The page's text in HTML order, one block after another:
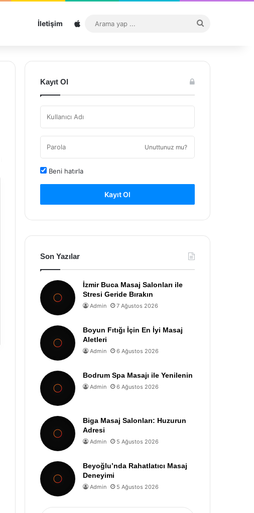
İletişim Sitemap
...
Kayıt Ol
Unuttunuz mu?
Beni hatırla
Kayıt Ol
Son Yazılar
İzmir Buca Masaj Salonları ile
Stresi Geride Bırakın
Admin 7 Ağustos 2026
Boyun Fıtığı İçin En İyi Masaj
Aletleri
Admin 6 Ağustos 2026
Bodrum Spa Masajı ile Yenilenin
Admin 6 Ağustos 2026
Biga Masaj Salonları: Huzurun
Adresi
Admin 5 Ağustos 2026
Beyoğlu’nda Rahatlatıcı Masaj
Deneyimi
Admin 5 Ağustos 2026